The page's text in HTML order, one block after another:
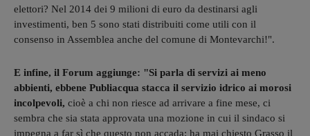
elettori? Nel 2014 dei 9 milioni di euro da destinarsi agli
investimenti, ben 5 sono stati distribuiti come utili con il
consenso in Assemblea anche del comune di Montevarchi!".
E infine, il Forum aggiunge: "Si parla di servizi ai meno
abbienti, ebbene Publiacqua stacca il servizio idrico ai morosi
incolpevoli, cioè a chi non riesce ad arrivare a fine mese, ci
sembra che sia stata approvata una mozione in cui il sindaco si
impegna a far sì che questo non accada: ha mai chiesto Grasso il